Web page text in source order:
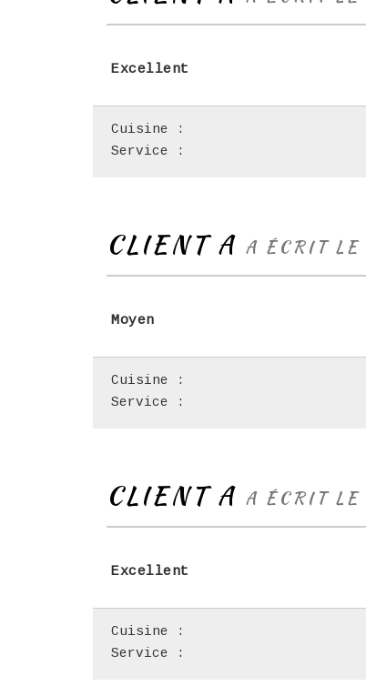
Excellent
Cuisine :
Service :
CLIENT A A ÉCRIT
Moyen
Cuisine :
Service :
CLIENT A A ÉCRIT
Excellent
Cuisine :
Service :